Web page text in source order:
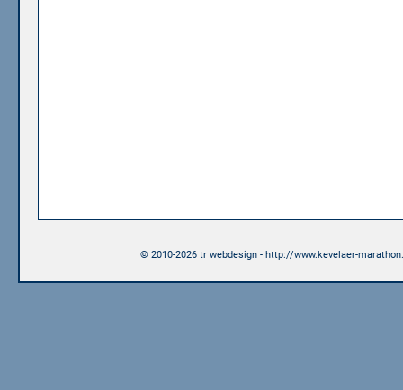
© 2010-2026 tr webdesign - http://www.kevelaer-